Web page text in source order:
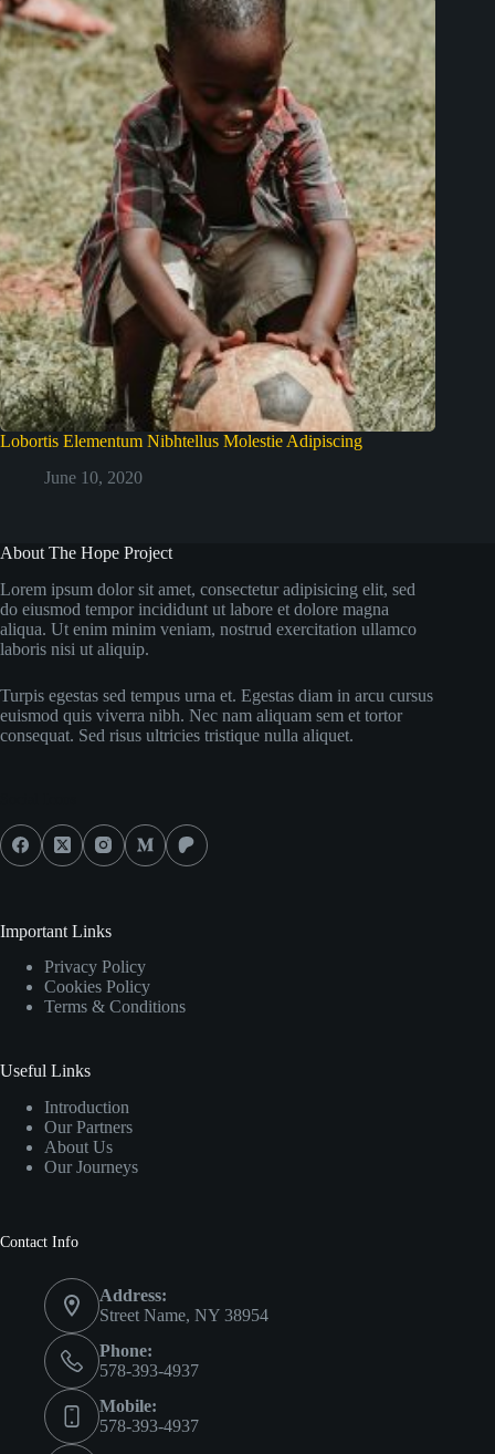
Lobortis Elementum Nibhtellus Molestie Adipiscing
June 10, 2020
About The Hope Project
Lorem ipsum dolor sit amet, consectetur adipisicing elit, sed
do eiusmod tempor incididunt ut labore et dolore magna
aliqua. Ut enim minim veniam, nostrud exercitation ullamco
laboris nisi ut aliquip.
Turpis egestas sed tempus urna et. Egestas diam in arcu cursus
euismod quis viverra nibh. Nec nam aliquam sem et tortor
consequat. Sed risus ultricies tristique nulla aliquet.
Important Links
Privacy Policy
Cookies Policy
Terms & Conditions
Useful Links
Introduction
Our Partners
About Us
Our Journeys
Contact Info
Address:
Street Name, NY 38954
Phone:
578-393-4937
Mobile:
578-393-4937